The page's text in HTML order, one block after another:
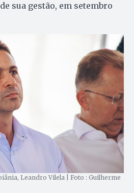
sua gestão, em setembro
Leandro Vilela | Foto : Guilherme